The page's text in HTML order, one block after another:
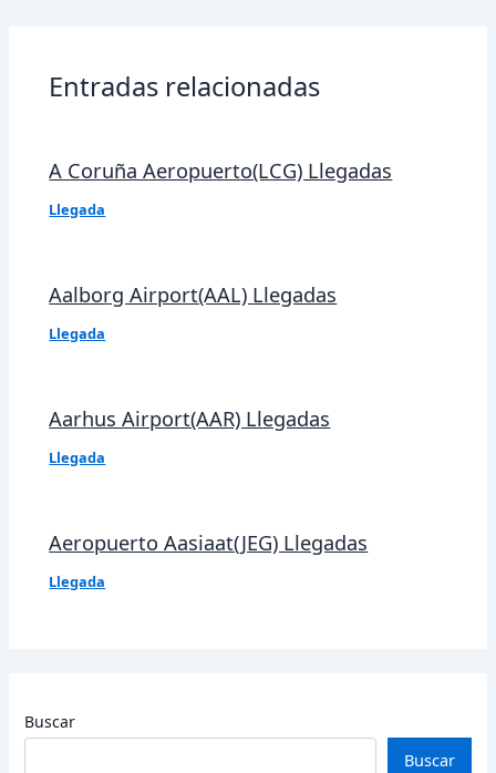
Entradas relacionadas
A Coruña Aeropuerto(LCG) Llegadas
Llegada
Aalborg Airport(AAL) Llegadas
Llegada
Aarhus Airport(AAR) Llegadas
Llegada
Aeropuerto Aasiaat(JEG) Llegadas
Llegada
Buscar
Buscar